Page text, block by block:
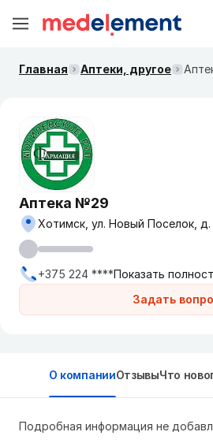
Главная Аптеки, другое
Аптека №29
Задать
Хотимск, ул. Новый Поселок, д.
+375 224 ****Показать
О компанииОтзывыЧто
Подробная информация не